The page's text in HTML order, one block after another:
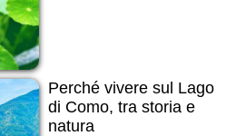
Perché vivere sul Lago
di Como, tra storia e
natura